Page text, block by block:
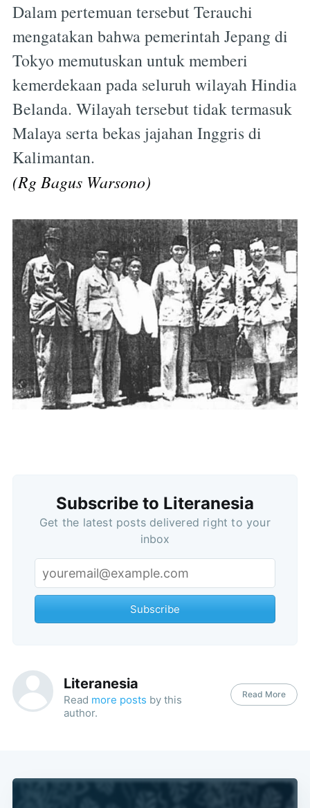
Dalam pertemuan tersebut Terauchi
mengatakan bahwa pemerintah Jepang di
Tokyo memutuskan untuk memberi
kemerdekaan pada seluruh wilayah Hindia
Belanda. Wilayah tersebut tidak termasuk
Malaya serta bekas jajahan Inggris di
Kalimantan.
(Rg Bagus Warsono)
Subscribe to Literanesia
Get the latest posts delivered right to your
inbox
Subscribe
Literanesia
Read more posts by this
author.
Read More
Subscribe